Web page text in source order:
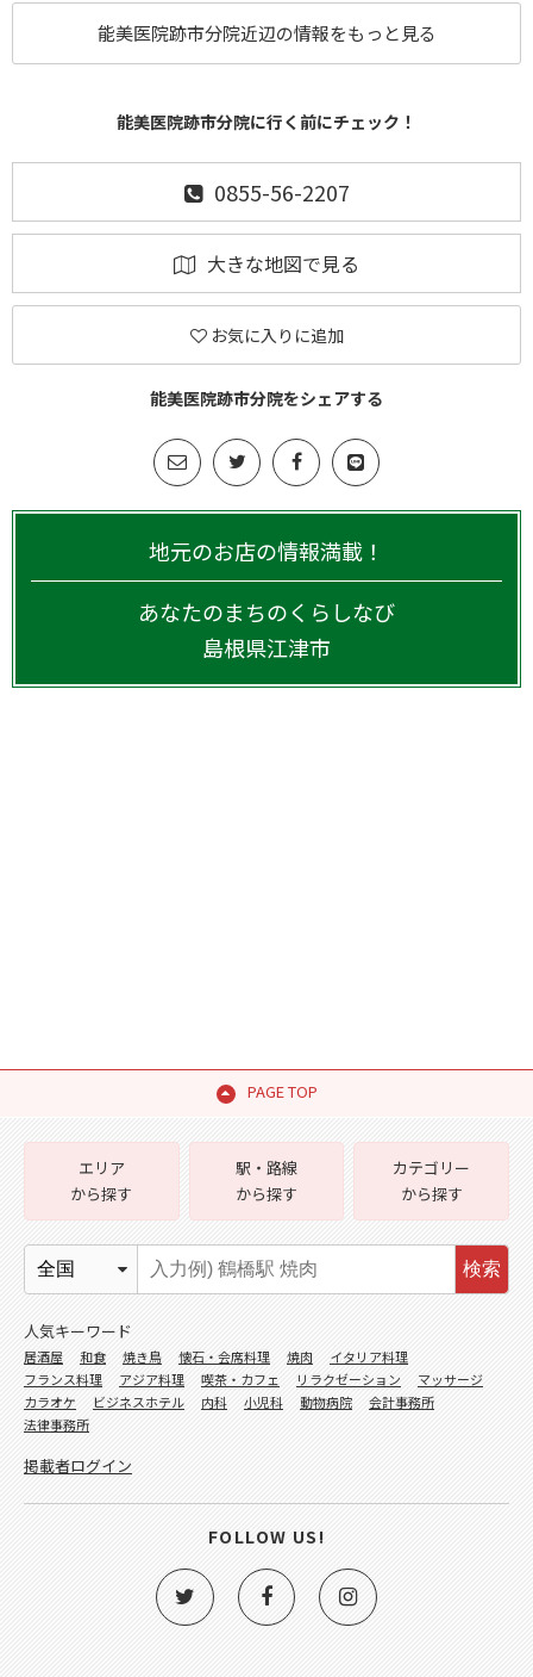
能美医院跡市分院近辺の情報をもっと見る
能美医院跡市分院に行く前にチェック！
0855-56-2207
大きな地図で見る
お気に入りに追加
能美医院跡市分院をシェアする
地元のお店の情報満載！
あなたのまちのくらしなび
島根県江津市
PAGE TOP
エリア
から探す
駅・路線
から探す
カテゴリー
から探す
検索
人気キーワード
居酒屋 和食 焼き鳥 懐石・会席料理 焼肉
イタリア料理
フランス料理
アジア料理 喫茶・カフェ リラクゼーション
マッサージ
カラオケ
ビジネスホテル 内科 小児科 動物病院
会計事務所
法律事務所
掲載者ログイン
FOLLOW US!